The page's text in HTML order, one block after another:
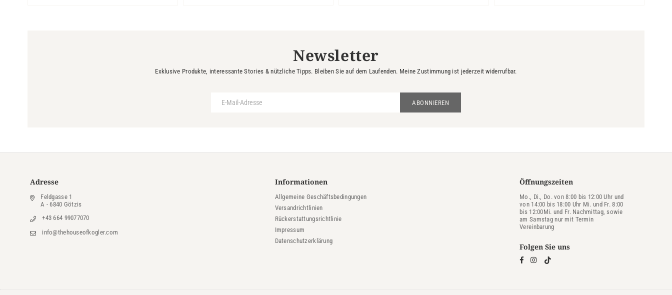
Newsletter
Exklusive Produkte, interessante Stories & nützliche Tipps. Bleiben Sie auf dem Laufenden. Meine Zustimmung ist jederzeit widerrufbar.
ABONNIEREN
Adresse
Feldgasse 1
A - 6840 Götzis
+43 664 99077070
info@thehouseofkogler.com
Informationen
Allgemeine Geschäftsbedingungen
Versandrichtlinien
Rückerstattungsrichtlinie
Impressum
Datenschutzerklärung
Öffnungszeiten
Mo., Di., Do. von 8:00 bis 12:00 Uhr und
von 14:00 bis 18:00 Uhr Mi. und Fr. 8:00
bis 12:00Mi. und Fr. Nachmittag, sowie
am Samstag nur mit Termin
Vereinbarung
Folgen Sie uns
Facebook
Instagram
TikTok